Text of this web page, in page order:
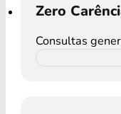
Zero
Consultas